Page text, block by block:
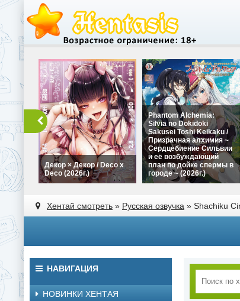
Декор × Декор / Deco x
Deco (2026г.)
Phantom Alchemia:
Silvia no Dokidoki
Sakusei Toshi Keikaku /
Призрачная алхимия ~
Сердцебиение Сильвии
и её возбуждающий
план по дойке спермы в
городе ~ (2026г.)
Хентай смотреть » Русская озвучка » Shachiku
НАВИГАЦИЯ
НОВИНКИ ХЕНТАЯ